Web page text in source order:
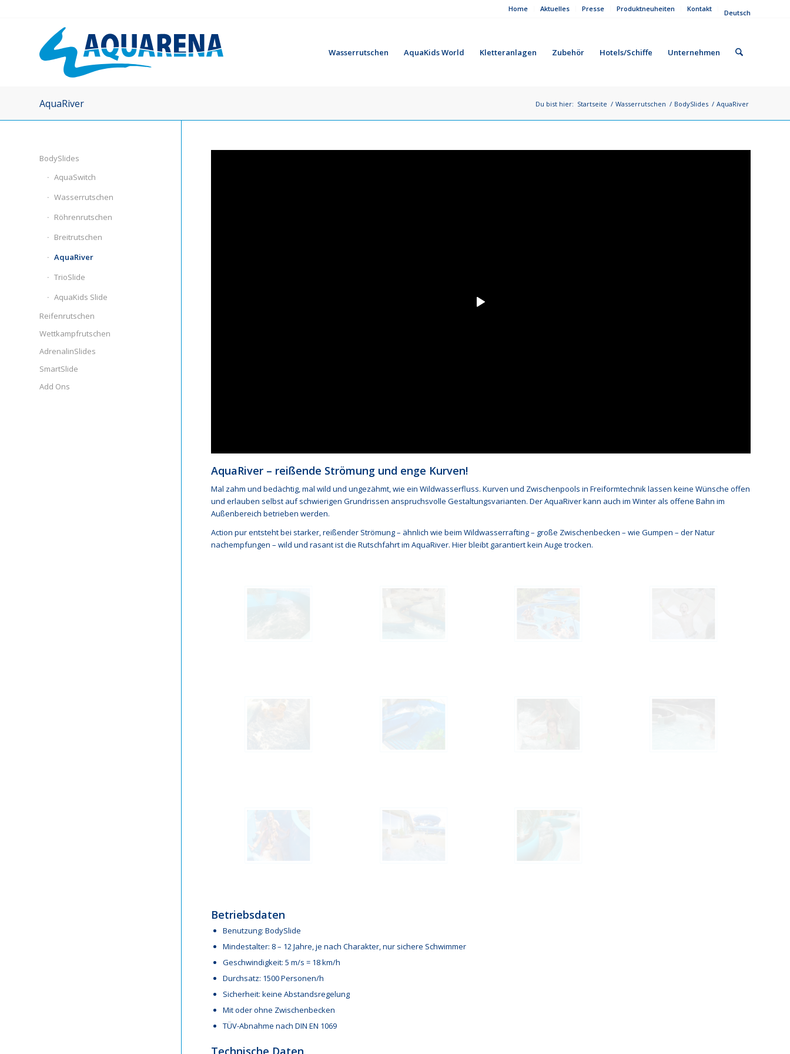
Home Aktuelles Presse Produktneuheiten Kontakt Deutsch
Wasserrutschen AquaKids World Kletteranlagen Zubehör Hotels/Schiffe Unternehmen
AquaRiver Du bist hier: Startseite / Wasserrutschen / BodySlides / AquaRiver
AquaRiver – reißende Strömung und enge Kurven!
Mal zahm und bedächtig, mal wild und ungezähmt, wie ein Wildwasserfluss. Kurven und Zwischenpools in Freiformtechnik lassen keine Wünsche offen
und erlauben selbst auf schwierigen Grundrissen anspruchsvolle Gestaltungsvarianten. Der AquaRiver kann auch im Winter als offene Bahn im
Außenbereich betrieben werden.
Action pur entsteht bei starker, reißender Strömung – ähnlich wie beim Wildwasserrafting – große Zwischenbecken – wie Gumpen – der Natur
nachempfungen – wild und rasant ist die Rutschfahrt im AquaRiver. Hier bleibt garantiert kein Auge trocken.
Betriebsdaten
Benutzung: BodySlide
Mindestalter: 8 – 12 Jahre, je nach Charakter, nur sichere Schwimmer
Geschwindigkeit: 5 m/s = 18 km/h
Durchsatz: 1500 Personen/h
Sicherheit: keine Abstandsregelung
Mit oder ohne Zwischenbecken
TÜV-Abnahme nach DIN EN 1069
Technische Daten
BodySlides
AquaSwitch
Wasserrutschen
Röhrenrutschen
Breitrutschen
AquaRiver
TrioSlide
AquaKids Slide
Reifenrutschen
Wettkampfrutschen
AdrenalinSlides
SmartSlide
Add Ons